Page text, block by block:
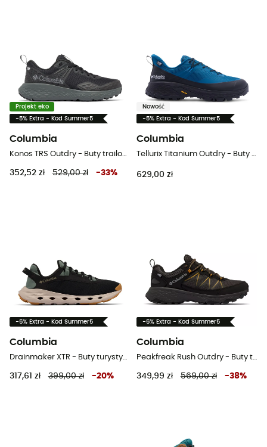
Projekt eko
-5% Extra - Kod Summer5
Columbia
Konos TRS Outdry - Buty trailowe meskie
352,52 zł 529,00 zł -33%
Nowość
-5% Extra - Kod Summer5
Columbia
Tellurix Titanium Outdry - Buty turystyczne meskie
629,00 zł
-5% Extra - Kod Summer5
Columbia
Drainmaker XTR - Buty turystyczne meskie
317,61 zł 399,00 zł -20%
-5% Extra - Kod Summer5
Columbia
Peakfreak Rush Outdry - Buty turystyczne meskie
349,99 zł 569,00 zł -38%